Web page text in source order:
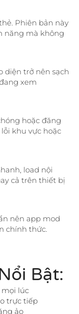
Phiên bản này
năng mà không
diện trở nên sạch
xem
hoặc đăng
khu vực hoặc
load nội
cả trên thiết bị
nên app mod
chính thức.
Bật:
lúc
trực tiếp
ảo